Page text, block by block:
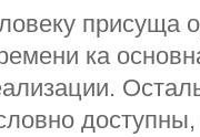
присуща
ка